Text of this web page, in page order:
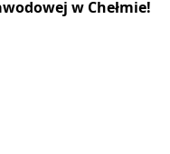
w Chełmie!